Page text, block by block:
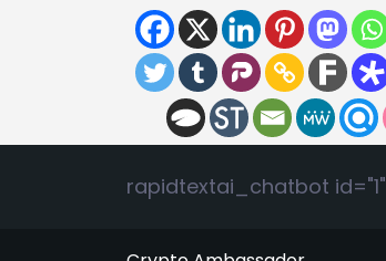
rapidtextai_chatbot id="1"